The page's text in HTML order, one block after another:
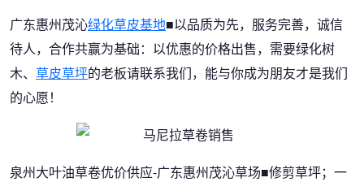
广东惠州茂沁绿化草皮基地■以品质为先，服务完善，诚信
待人，合作共赢为基础：以优惠的价格出售，需要绿化树
木、 草皮草坪的老板请联系我们，能与你成为朋友才是我们
的心愿！
泉州大叶油草卷优价供应-广东惠州茂沁草场■修剪草坪；一